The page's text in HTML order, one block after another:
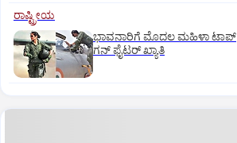
ರಾಷ್ಟ್ರೀಯ
ಭಾವನಾರಿಗೆ ಮೊದಲ ಮಹಿಳಾ ಟಾಪ್‌
ಗನ್‌ ಫೈಟರ್‌ ಖ್ಯಾತಿ